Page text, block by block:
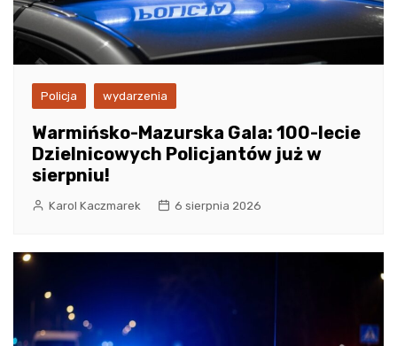
Policja wydarzenia
Warmińsko-Mazurska Gala: 100-lecie
Dzielnicowych Policjantów już w
sierpniu!
Karol Kaczmarek 6 sierpnia 2026